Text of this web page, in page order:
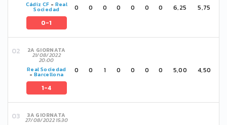
Cádiz CF - Real
Sociedad
0-1
0 0 0 0 0 0 0 6,25 5,75
2A GIORNATA
21/08/2022
20:00
Real Sociedad
- Barcellona
1-4
0 0 1 0 0 0 0 5,00 4,50
3A GIORNATA
27/08/2022 15:30